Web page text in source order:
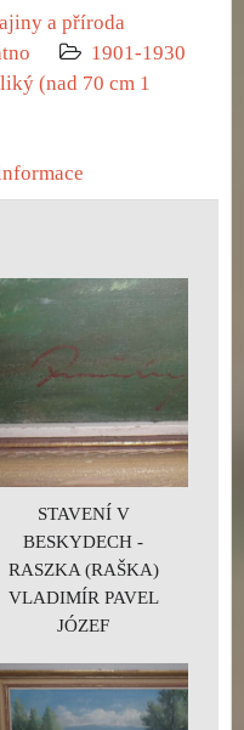
a příroda
1901-1930
(nad 70 cm 1
STAVENÍ V
BESKYDECH -
RASZKA (RAŠKA)
VLADIMÍR PAVEL
JÓZEF